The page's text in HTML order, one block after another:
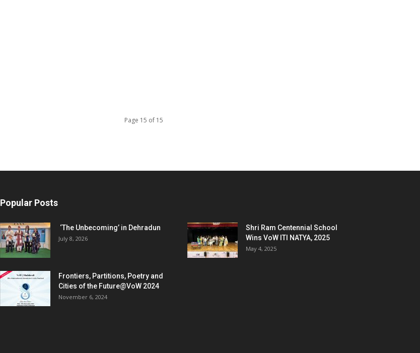
Page 15 of 15
Popular Posts
‘The Unbecoming’ in Dehradun
July 8, 2026
Shri Ram Centennial School
Wins VoW ITI NATYA, 2025
May 4, 2025
Frontiers, Partitions, Poetry and
Cities of the Future@VoW 2024
November 6, 2024